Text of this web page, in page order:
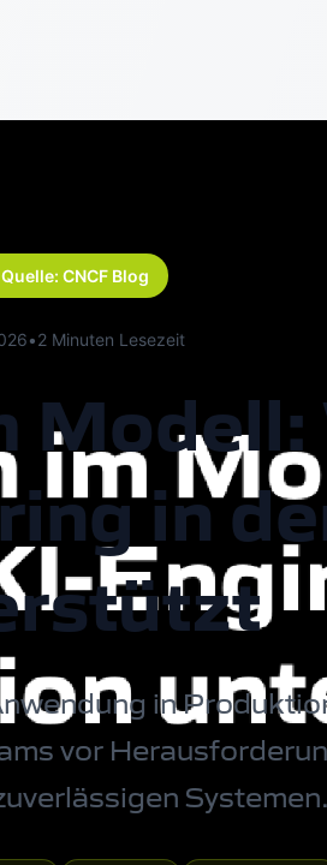
Quelle: CNCF Blog
•2 Minuten Lesezeit
in
in
vor